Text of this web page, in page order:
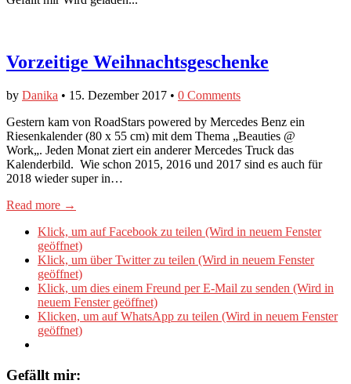
Vorzeitige Weihnachtsgeschenke
by Danika • 15. Dezember 2017 • 0 Comments
Gestern kam von RoadStars powered by Mercedes Benz ein
Riesenkalender (80 x 55 cm) mit dem Thema „Beauties @
Work„. Jeden Monat ziert ein anderer Mercedes Truck das
Kalenderbild. Wie schon 2015, 2016 und 2017 sind es auch für
2018 wieder super in…
Read more →
Klick, um auf Facebook zu teilen (Wird in neuem Fenster
geöffnet)
Klick, um über Twitter zu teilen (Wird in neuem Fenster
geöffnet)
Klick, um dies einem Freund per E-Mail zu senden (Wird in
neuem Fenster geöffnet)
Klicken, um auf WhatsApp zu teilen (Wird in neuem Fenster
geöffnet)
Gefällt mir: